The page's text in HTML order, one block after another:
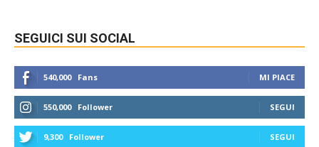
SEGUICI SUI SOCIAL
540,000 Fans MI PIACE
550,000 Follower SEGUI
9,300 Follower SEGUI